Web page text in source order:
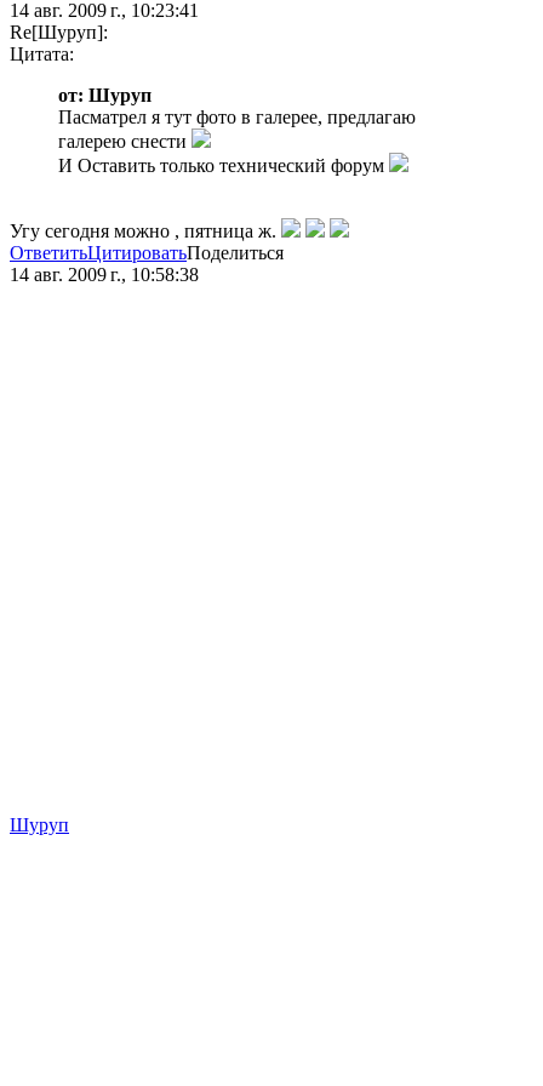
14 авг. 2009 г., 10:23:41
Re[Шуруп]:
Цитата:
от: Шуруп
Пасматрел я тут фото в галерее, предлагаю
галерею снести
И Оставить только технический форум
Угу сегодня можно , пятница ж.
ОтветитьЦитироватьПоделиться
14 авг. 2009 г., 10:58:38
Шуруп